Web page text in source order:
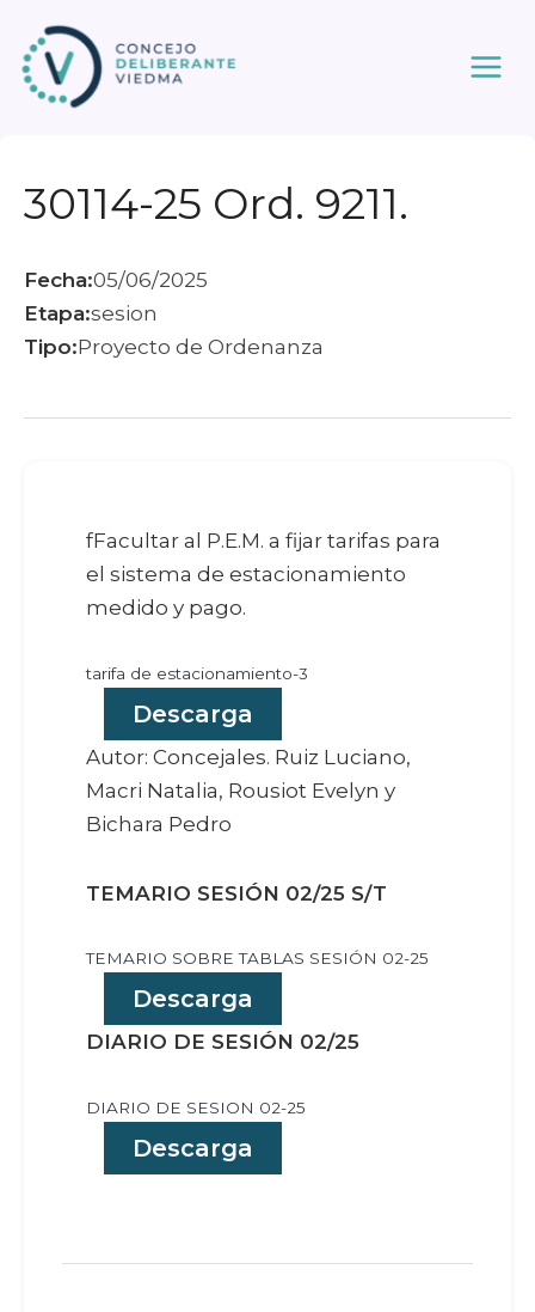
contenido
30114-25 Ord. 9211.
Fecha:05/06/2025
Etapa:sesion
Tipo:Proyecto de Ordenanza
fFacultar al P.E.M. a fijar tarifas para
el sistema de estacionamiento
medido y pago.
tarifa de estacionamiento-3
Descarga
Autor: Concejales. Ruiz Luciano,
Macri Natalia, Rousiot Evelyn y
Bichara Pedro
TEMARIO SESIÓN 02/25 S/T
TEMARIO SOBRE TABLAS SESIÓN 02-25
Descarga
DIARIO DE SESIÓN 02/25
DIARIO DE SESION 02-25
Descarga